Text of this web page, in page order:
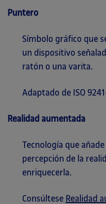
Puntero
Símbolo gráfico que
un dispositivo
ratón o una varita.
Adaptado de ISO
Realidad aumentada
Tecnología que
percepción de la
enriquecerla.
Consúltese Realidad